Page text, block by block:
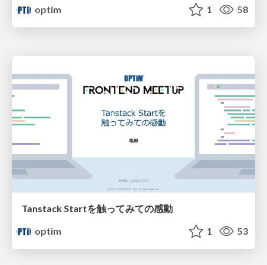
optim
1 58
Tanstack Startを触ってみての感動
optim
1 53